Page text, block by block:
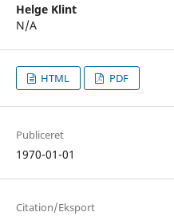
Helge Klint
N/A
HTML PDF
Publiceret
1970-01-01
Citation/Eksport